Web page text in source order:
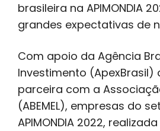
brasileira na APIMONDIA
grandes expectativas de
Com apoio da Agência
Investimento (ApexBrasil)
parceira com a
(ABEMEL), empresas do
APIMONDIA 2022,